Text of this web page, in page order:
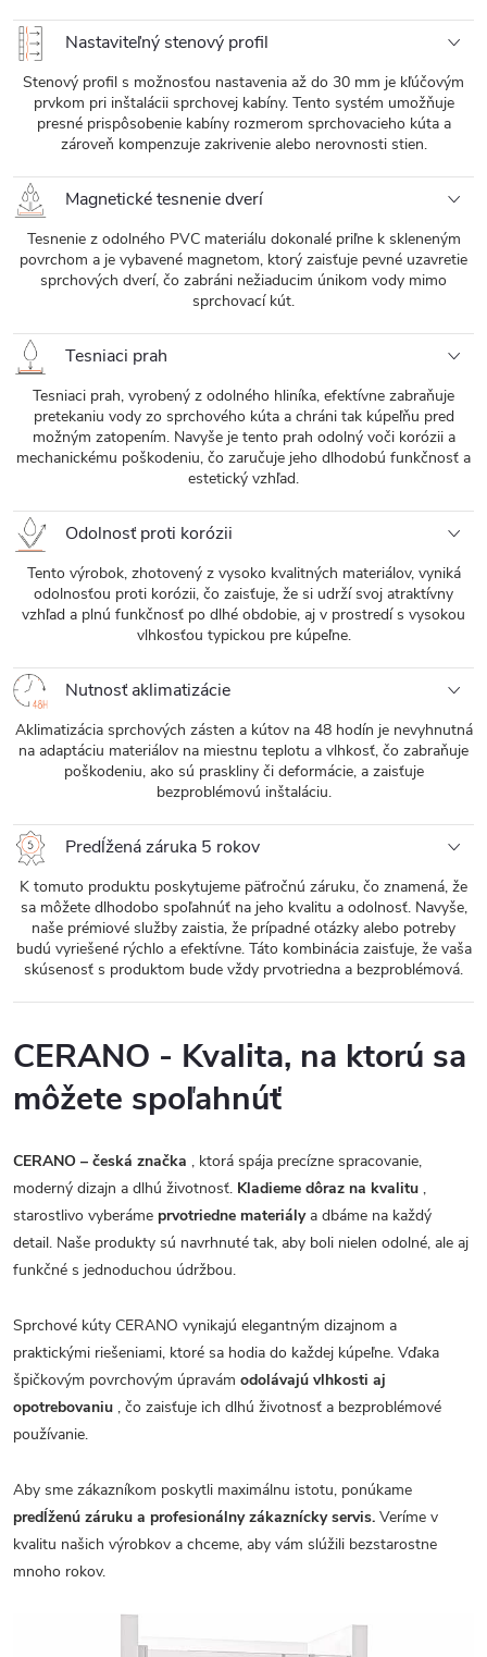
Nastaviteľný stenový profil
Stenový profil s možnosťou nastavenia až do 30 mm je kľúčovým
prvkom pri inštalácii sprchovej kabíny. Tento systém umožňuje
presné prispôsobenie kabíny rozmerom sprchovacieho kúta a
zároveň kompenzuje zakrivenie alebo nerovnosti stien.
Magnetické tesnenie dverí
Tesnenie z odolného PVC materiálu dokonalé priľne k skleneným
povrchom a je vybavené magnetom, ktorý zaisťuje pevné uzavretie
sprchových dverí, čo zabráni nežiaducim únikom vody mimo
sprchovací kút.
Tesniaci prah
Tesniaci prah, vyrobený z odolného hliníka, efektívne zabraňuje
pretekaniu vody zo sprchového kúta a chráni tak kúpeľňu pred
možným zatopením. Navyše je tento prah odolný voči korózii a
mechanickému poškodeniu, čo zaručuje jeho dlhodobú funkčnosť a
estetický vzhľad.
Odolnosť proti korózii
Tento výrobok, zhotovený z vysoko kvalitných materiálov, vyniká
odolnosťou proti korózii, čo zaisťuje, že si udrží svoj atraktívny
vzhľad a plnú funkčnosť po dlhé obdobie, aj v prostredí s vysokou
vlhkosťou typickou pre kúpeľne.
Nutnosť aklimatizácie
Aklimatizácia sprchových zásten a kútov na 48 hodín je nevyhnutná
na adaptáciu materiálov na miestnu teplotu a vlhkosť, čo zabraňuje
poškodeniu, ako sú praskliny či deformácie, a zaisťuje
bezproblémovú inštaláciu.
Predĺžená záruka 5 rokov
K tomuto produktu poskytujeme päťročnú záruku, čo znamená, že
sa môžete dlhodobo spoľahnúť na jeho kvalitu a odolnosť. Navyše,
naše prémiové služby zaistia, že prípadné otázky alebo potreby
budú vyriešené rýchlo a efektívne. Táto kombinácia zaisťuje, že vaša
skúsenosť s produktom bude vždy prvotriedna a bezproblémová.
CERANO - Kvalita, na ktorú sa
môžete spoľahnúť
CERANO – česká značka , ktorá spája precízne spracovanie,
moderný dizajn a dlhú životnosť. Kladieme dôraz na kvalitu ,
starostlivo vyberáme prvotriedne materiálya dbáme na každý
detail. Naše produkty sú navrhnuté tak, aby boli nielen odolné, ale aj
funkčné s jednoduchou údržbou.
Sprchové kúty CERANO vynikajú elegantným dizajnom a
praktickými riešeniami, ktoré sa hodia do každej kúpeľne. Vďaka
špičkovým povrchovým úpravám odolávajú vlhkosti aj
opotrebovaniu , čo zaisťuje ich dlhú životnosť a bezproblémové
používanie.
Aby sme zákazníkom poskytli maximálnu istotu, ponúkame
predĺženú záruku a profesionálny zákaznícky servis. Veríme v
kvalitu našich výrobkov a chceme, aby vám slúžili bezstarostne
mnoho rokov.